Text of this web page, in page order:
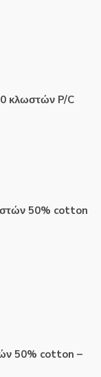
κλωστών P/C
50% cotton
50% cotton –